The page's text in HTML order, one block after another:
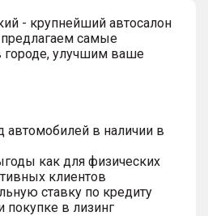
- крупнейший автосалон
предлагаем самые
городе, улучшим ваше
автомобилей в наличии в
как для физических
клиентов
ставку по кредиту
покупке в лизинг